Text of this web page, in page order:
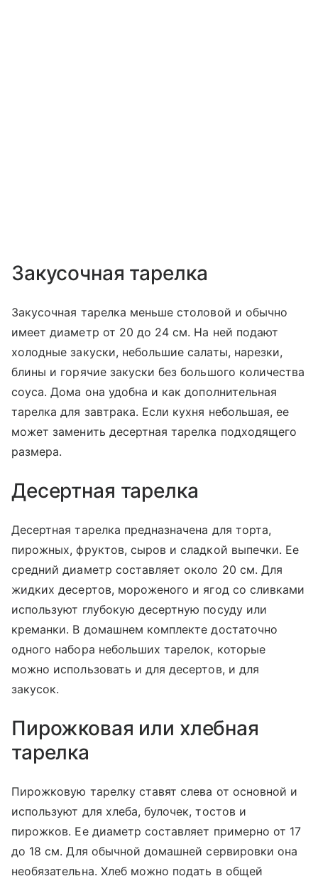
Закусочная тарелка
Закусочная тарелка меньше столовой и обычно
имеет диаметр от 20 до 24 см. На ней подают
холодные закуски, небольшие салаты, нарезки,
блины и горячие закуски без большого количества
соуса. Дома она удобна и как дополнительная
тарелка для завтрака. Если кухня небольшая, ее
может заменить десертная тарелка подходящего
размера.
Десертная тарелка
Десертная тарелка предназначена для торта,
пирожных, фруктов, сыров и сладкой выпечки. Ее
средний диаметр составляет около 20 см. Для
жидких десертов, мороженого и ягод со сливками
используют глубокую десертную посуду или
креманки. В домашнем комплекте достаточно
одного набора небольших тарелок, которые
можно использовать и для десертов, и для
закусок.
Пирожковая или хлебная
тарелка
Пирожковую тарелку ставят слева от основной и
используют для хлеба, булочек, тостов и
пирожков. Ее диаметр составляет примерно от 17
до 18 см. Для обычной домашней сервировки она
необязательна. Хлеб можно подать в общей